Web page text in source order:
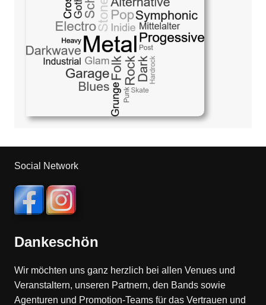
Social Network
Dankeschön
Wir möchten uns ganz herzlich bei allen Venues und
Veranstaltern, unseren Partnern, den Bands sowie
Agenturen und Promotion-Teams für das Vertrauen und